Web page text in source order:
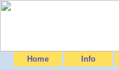
Home Info